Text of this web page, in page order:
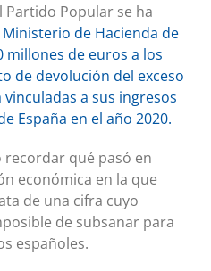
Partido Popular se ha
de Hacienda de
millones de euros a los
de devolución del exceso
a sus ingresos
España en el año 2020.
recordar qué pasó en
económica en la que
de una cifra cuyo
de subsanar para
españoles.